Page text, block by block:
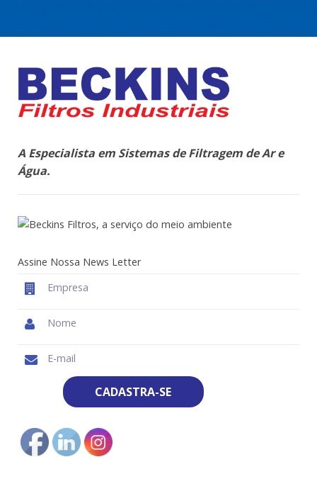
A Especialista em Sistemas de Filtragem de Ar e
Água.
Assine Nossa News Letter